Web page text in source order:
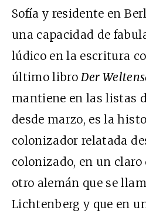
Sofía y residente en
una capacidad de
lúdico en la escritura
último libroDer
mantiene en las listas
desde marzo, es la
colonizador relatada
colonizado, en un claro
otro alemán que se
Lichtenberg y que en